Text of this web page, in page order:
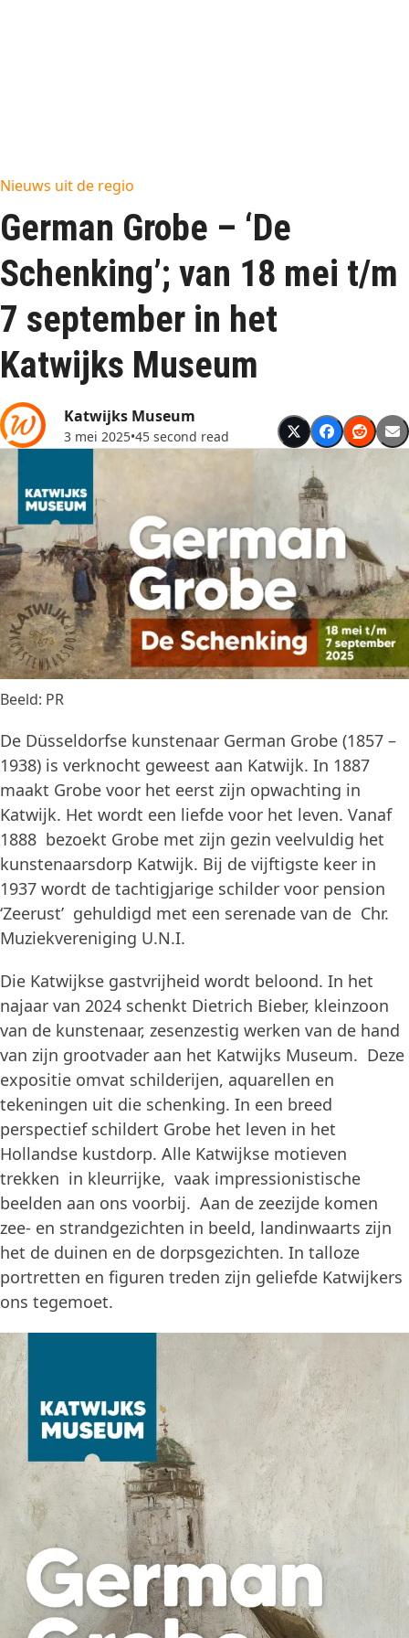
Nieuws uit de regio
German Grobe – ‘De
Schenking’; van 18 mei t/m
7 september in het
Katwijks Museum
Katwijks Museum
3 mei 2025•45 second read
Beeld: PR
De Düsseldorfse kunstenaar German Grobe (1857 –
1938) is verknocht geweest aan Katwijk. In 1887
maakt Grobe voor het eerst zijn opwachting in
Katwijk. Het wordt een liefde voor het leven. Vanaf
1888 bezoekt Grobe met zijn gezin veelvuldig het
kunstenaarsdorp Katwijk. Bij de vijftigste keer in
1937 wordt de tachtigjarige schilder voor pension
‘Zeerust’ gehuldigd met een serenade van de Chr.
Muziekvereniging U.N.I.
Die Katwijkse gastvrijheid wordt beloond. In het
najaar van 2024 schenkt Dietrich Bieber, kleinzoon
van de kunstenaar, zesenzestig werken van de hand
van zijn grootvader aan het Katwijks Museum. Deze
expositie omvat schilderijen, aquarellen en
tekeningen uit die schenking. In een breed
perspectief schildert Grobe het leven in het
Hollandse kustdorp. Alle Katwijkse motieven
trekken in kleurrijke, vaak impressionistische
beelden aan ons voorbij. Aan de zeezijde komen
zee- en strandgezichten in beeld, landinwaarts zijn
het de duinen en de dorpsgezichten. In talloze
portretten en figuren treden zijn geliefde Katwijkers
ons tegemoet.